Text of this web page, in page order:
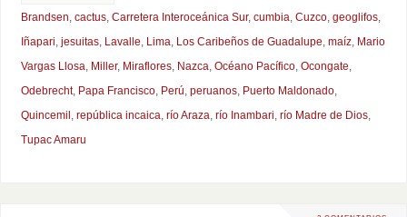
Brandsen cactus, Carretera Interoceánica Sur, cumbia Cuzco, geoglifos,
Iñapari jesuitas, Lavalle Lima Los Caribeños de Guadalupe maíz, Mario
Vargas Llosa Miller, Miraflores, Nazca Océano Pacífico, Ocongate
Odebrecht, Papa Francisco, Perú peruanos, Puerto Maldonado,
Quincemil república incaica río Araza río Inambari río Madre de Dios,
Tupac Amaru